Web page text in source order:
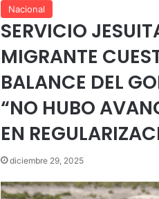
Nacional
SERVICIO
MIGRANTE
BALANCE DEL
“NO HUBO
EN
diciembre 29, 2025